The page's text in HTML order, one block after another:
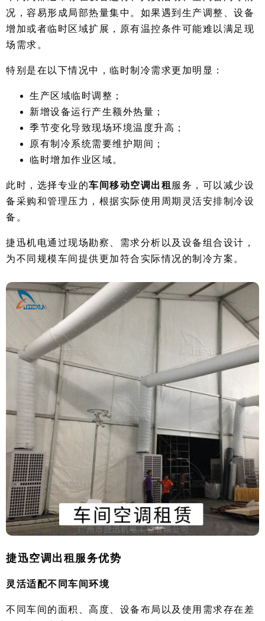
况，容易形成局部热量集中。如果遇到生产调整、设备
增加或者临时区域扩展，原有温控条件可能难以满足现
场需求。
特别是在以下情况中，临时制冷需求更加明显：
生产区域临时调整；
新增设备运行产生额外热量；
季节变化导致现场环境温度升高；
原有制冷系统需要维护期间；
临时增加作业区域。
此时，选择专业的车间移动空调出租 服务，可以减少设
备采购和管理压力，根据实际使用周期灵活安排制冷设
备。
捷迅机电通过现场勘察、需求分析以及设备组合设计，
为不同规模车间提供更加符合实际情况的制冷方案。
捷迅空调出租服务优势
灵活适配不同车间环境
不同车间的面积、高度、设备布局以及使用需求存在差